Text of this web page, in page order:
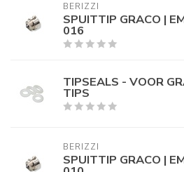
BERIZZI
SPUITTIP GRACO |
016
TIPSEALS - VOOR
TIPS
BERIZZI
SPUITTIP GRACO |